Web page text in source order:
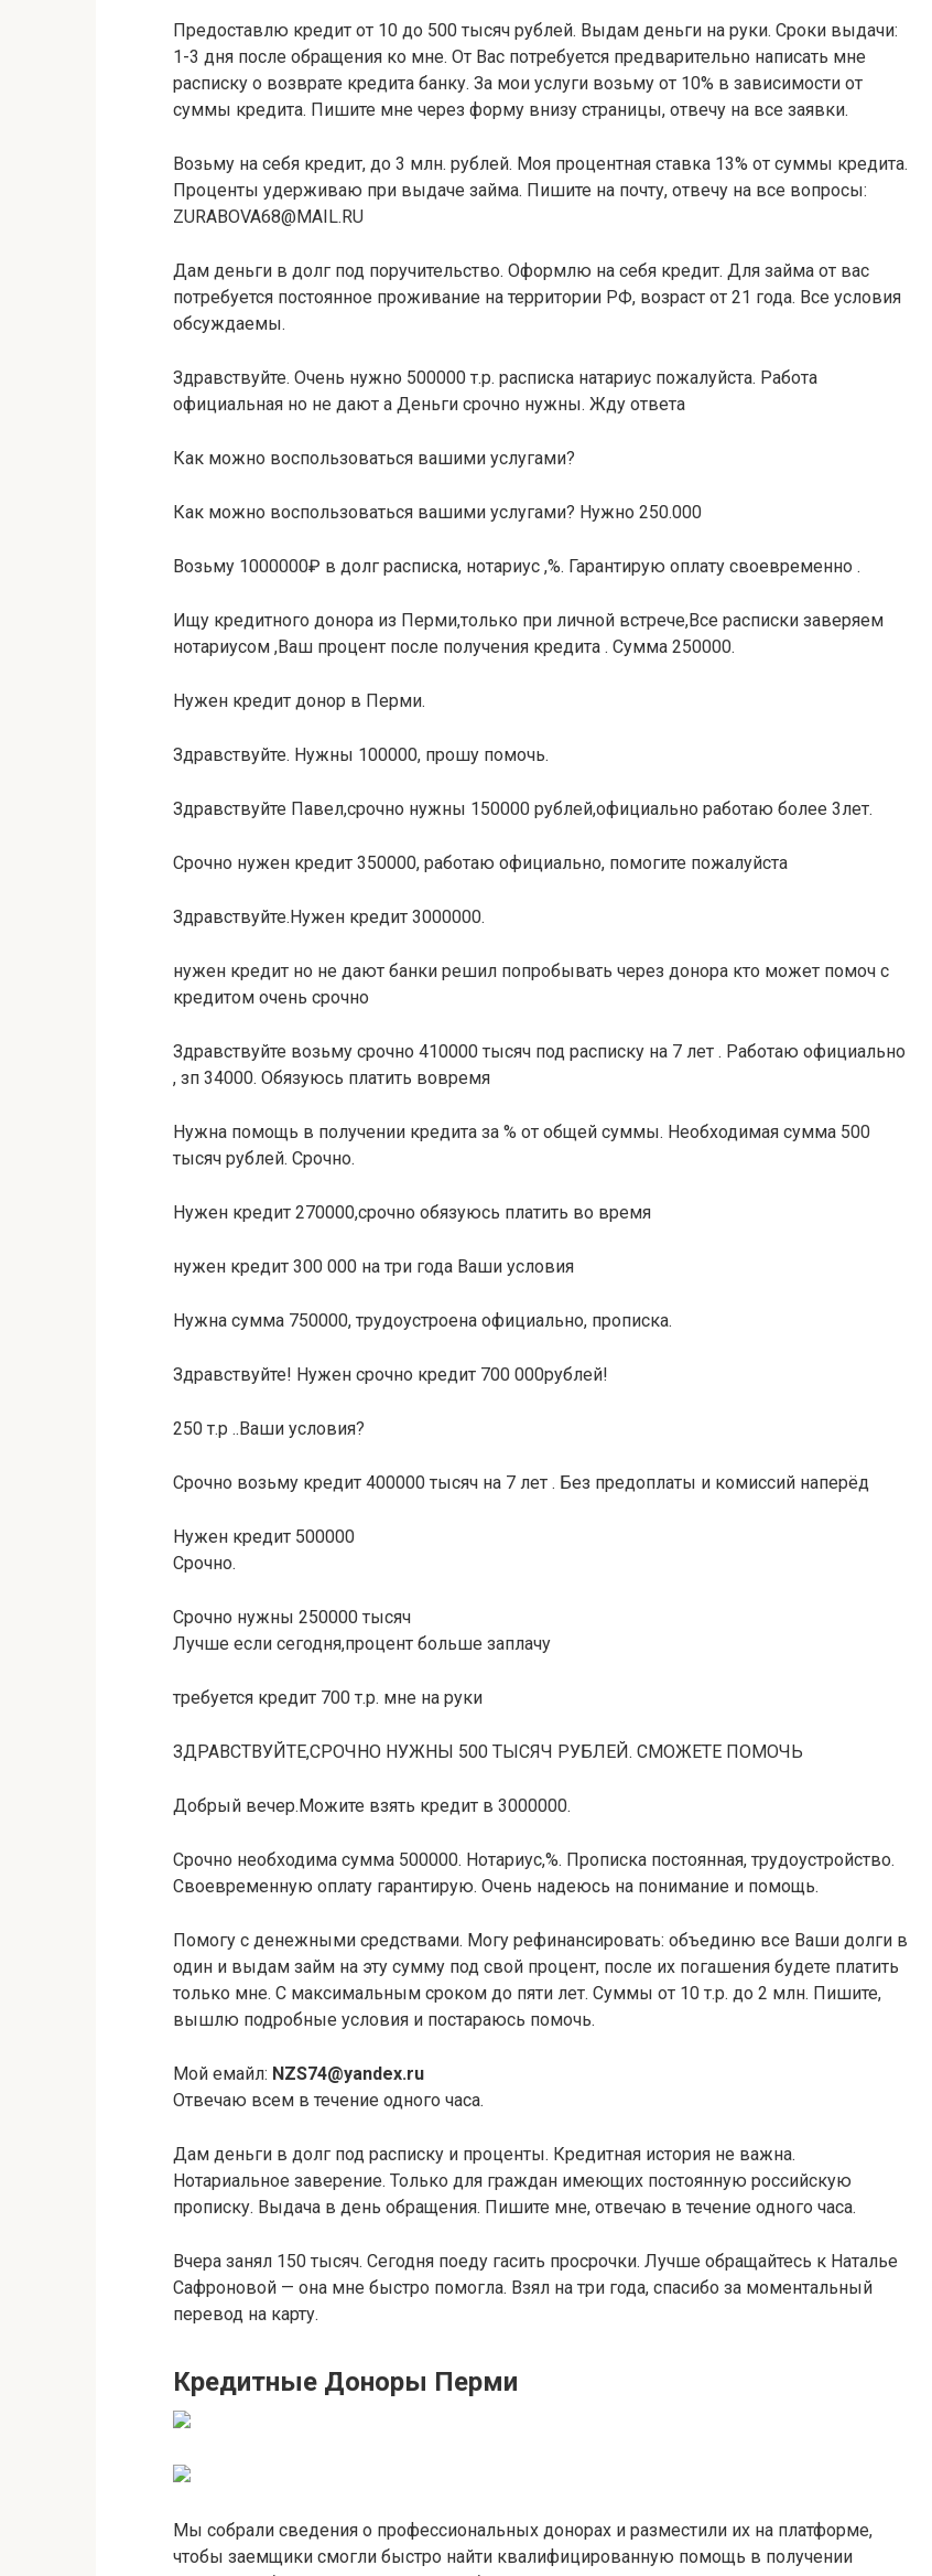
Предоставлю кредит от 10 до 500 тысяч рублей. Выдам деньги на руки. Сроки выдачи:
1-3 дня после обращения ко мне. От Вас потребуется предварительно написать мне
расписку о возврате кредита банку. За мои услуги возьму от 10% в зависимости от
суммы кредита. Пишите мне через форму внизу страницы, отвечу на все заявки.
Возьму на себя кредит, до 3 млн. рублей. Моя процентная ставка 13% от суммы кредита.
Проценты удерживаю при выдаче займа. Пишите на почту, отвечу на все вопросы:
ZURABOVA68@MAIL.RU
Дам деньги в долг под поручительство. Оформлю на себя кредит. Для займа от вас
потребуется постоянное проживание на территории РФ, возраст от 21 года. Все условия
обсуждаемы.
Здравствуйте. Очень нужно 500000 т.р. расписка натариус пожалуйста. Работа
официальная но не дают а Деньги срочно нужны. Жду ответа
Как можно воспользоваться вашими услугами?
Как можно воспользоваться вашими услугами? Нужно 250.000
Возьму 1000000₽ в долг расписка, нотариус ,%. Гарантирую оплату своевременно .
Ищу кредитного донора из Перми,только при личной встрече,Все расписки заверяем
нотариусом ,Ваш процент после получения кредита . Сумма 250000.
Нужен кредит донор в Перми.
Здравствуйте. Нужны 100000, прошу помочь.
Здравствуйте Павел,срочно нужны 150000 рублей,официально работаю более 3лет.
Срочно нужен кредит 350000, работаю официально, помогите пожалуйста
Здравствуйте.Нужен кредит 3000000.
нужен кредит но не дают банки решил попробывать через донора кто может помоч с
кредитом очень срочно
Здравствуйте возьму срочно 410000 тысяч под расписку на 7 лет . Работаю официально
, зп 34000. Обязуюсь платить вовремя
Нужна помощь в получении кредита за % от общей суммы. Необходимая сумма 500
тысяч рублей. Срочно.
Нужен кредит 270000,срочно обязуюсь платить во время
нужен кредит 300 000 на три года Ваши условия
Нужна сумма 750000, трудоустроена официально, прописка.
Здравствуйте! Нужен срочно кредит 700 000рублей!
250 т.р ..Ваши условия?
Срочно возьму кредит 400000 тысяч на 7 лет . Без предоплаты и комиссий наперёд
Нужен кредит 500000
Срочно.
Срочно нужны 250000 тысяч
Лучше если сегодня,процент больше заплачу
требуется кредит 700 т.р. мне на руки
ЗДРАВСТВУЙТЕ,СРОЧНО НУЖНЫ 500 ТЫСЯЧ РУБЛЕЙ. СМОЖЕТЕ ПОМОЧЬ
Добрый вечер.Можите взять кредит в 3000000.
Срочно необходима сумма 500000. Нотариус,%. Прописка постоянная, трудоустройство.
Своевременную оплату гарантирую. Очень надеюсь на понимание и помощь.
Помогу с денежными средствами. Могу рефинансировать: объединю все Ваши долги в
один и выдам займ на эту сумму под свой процент, после их погашения будете платить
только мне. С максимальным сроком до пяти лет. Суммы от 10 т.р. до 2 млн. Пишите,
вышлю подробные условия и постараюсь помочь.
Мой емайл: NZS74@yandex.ru
Отвечаю всем в течение одного часа.
Дам деньги в долг под расписку и проценты. Кредитная история не важна.
Нотариальное заверение. Только для граждан имеющих постоянную российскую
прописку. Выдача в день обращения. Пишите мне, отвечаю в течение одного часа.
Вчера занял 150 тысяч. Сегодня поеду гасить просрочки. Лучше обращайтесь к Наталье
Сафроновой — она мне быстро помогла. Взял на три года, спасибо за моментальный
перевод на карту.
Кредитные Доноры Перми
Мы собрали сведения о профессиональных донорах и разместили их на платформе,
чтобы заемщики смогли быстро найти квалифицированную помощь в получении